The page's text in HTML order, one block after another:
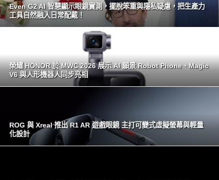
Even G2 AI 智慧顯示眼鏡實測，擺脫笨重與隱私疑慮，把生產力
工具自然融入日常配戴！
榮耀 HONOR 於 MWC 2026 展示 AI 願景 Robot Phone、Magic
V6 與人形機器人同步亮相
ROG 與 Xreal 推出 R1 AR 遊戲眼鏡 主打可變式虛擬螢幕與輕量
化設計